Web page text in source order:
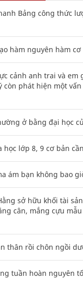
Bảng công thức
hàm nguyên hàm
cảnh anh trai và em
còn phát hiện một
ở bằng đại học
học lớp 8, 9 cơ bản
ám bạn không bao
sở hữu khối tài
cân, mắng cựu
thân rồi chôn ngồi
tuần hoàn nguyên